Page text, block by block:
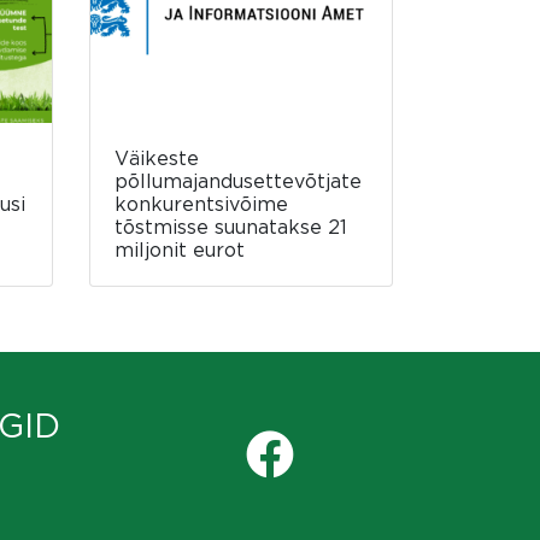
Väikeste
põllumajandusettevõtjate
konkurentsivõime
tõstmisse suunatakse 21
miljonit eurot